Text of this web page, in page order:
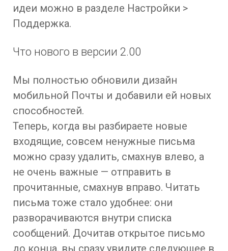
идеи можно в разделе Настройки >
Поддержка.
Что нового в версии 2.00
Мы полностью обновили дизайн
мобильной Почты и добавили ей новых
способностей.
Теперь, когда вы разбираете новые
входящие, совсем ненужные письма
можно сразу удалить, смахнув влево, а
не очень важные — отправить в
прочитанные, смахнув вправо. Читать
письма тоже стало удобнее: они
разворачиваются внутри списка
сообщений. Дочитав открытое письмо
до конца, вы сразу увидите следующее в